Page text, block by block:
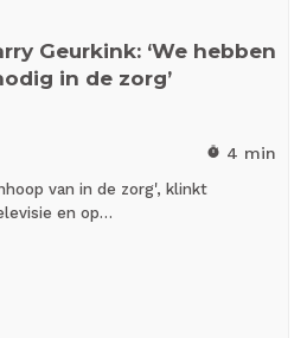
Geurkink: ‘We hebben
in de zorg’
timer 4 min
van in de zorg', klinkt
en op…